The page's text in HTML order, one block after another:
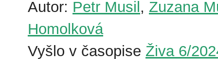
Autor: Petr Musil , Zuzana
Homolková
Vyšlo v časopise Živa 6/